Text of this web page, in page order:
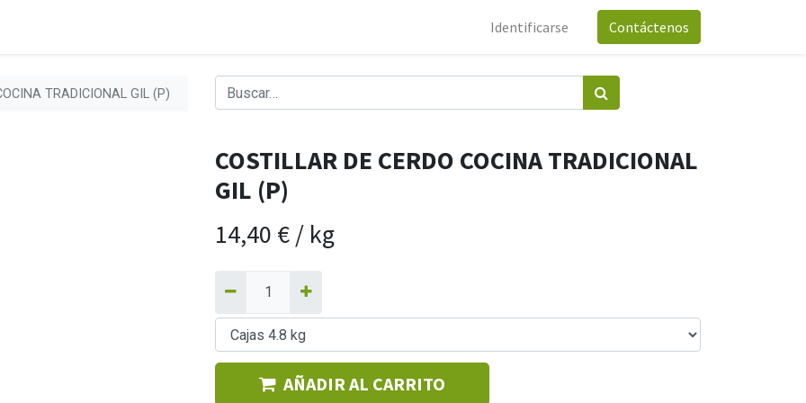
Identificarse Contáctenos
TRADICIONAL GIL (P)
COSTILLAR DE CERDO COCINA TRADICIONAL
GIL (P)
14,40 €/ kg
AÑADIR AL CARRITO